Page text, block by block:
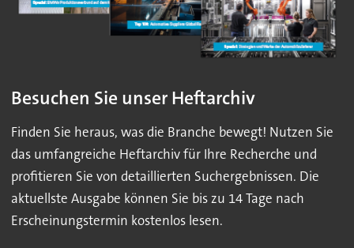
Besuchen Sie unser Heftarchiv
Finden Sie heraus, was die Branche bewegt! Nutzen Sie
das umfangreiche Heftarchiv für Ihre Recherche und
profitieren Sie von detaillierten Suchergebnissen. Die
aktuellste Ausgabe können Sie bis zu 14 Tage nach
Erscheinungstermin kostenlos lesen.